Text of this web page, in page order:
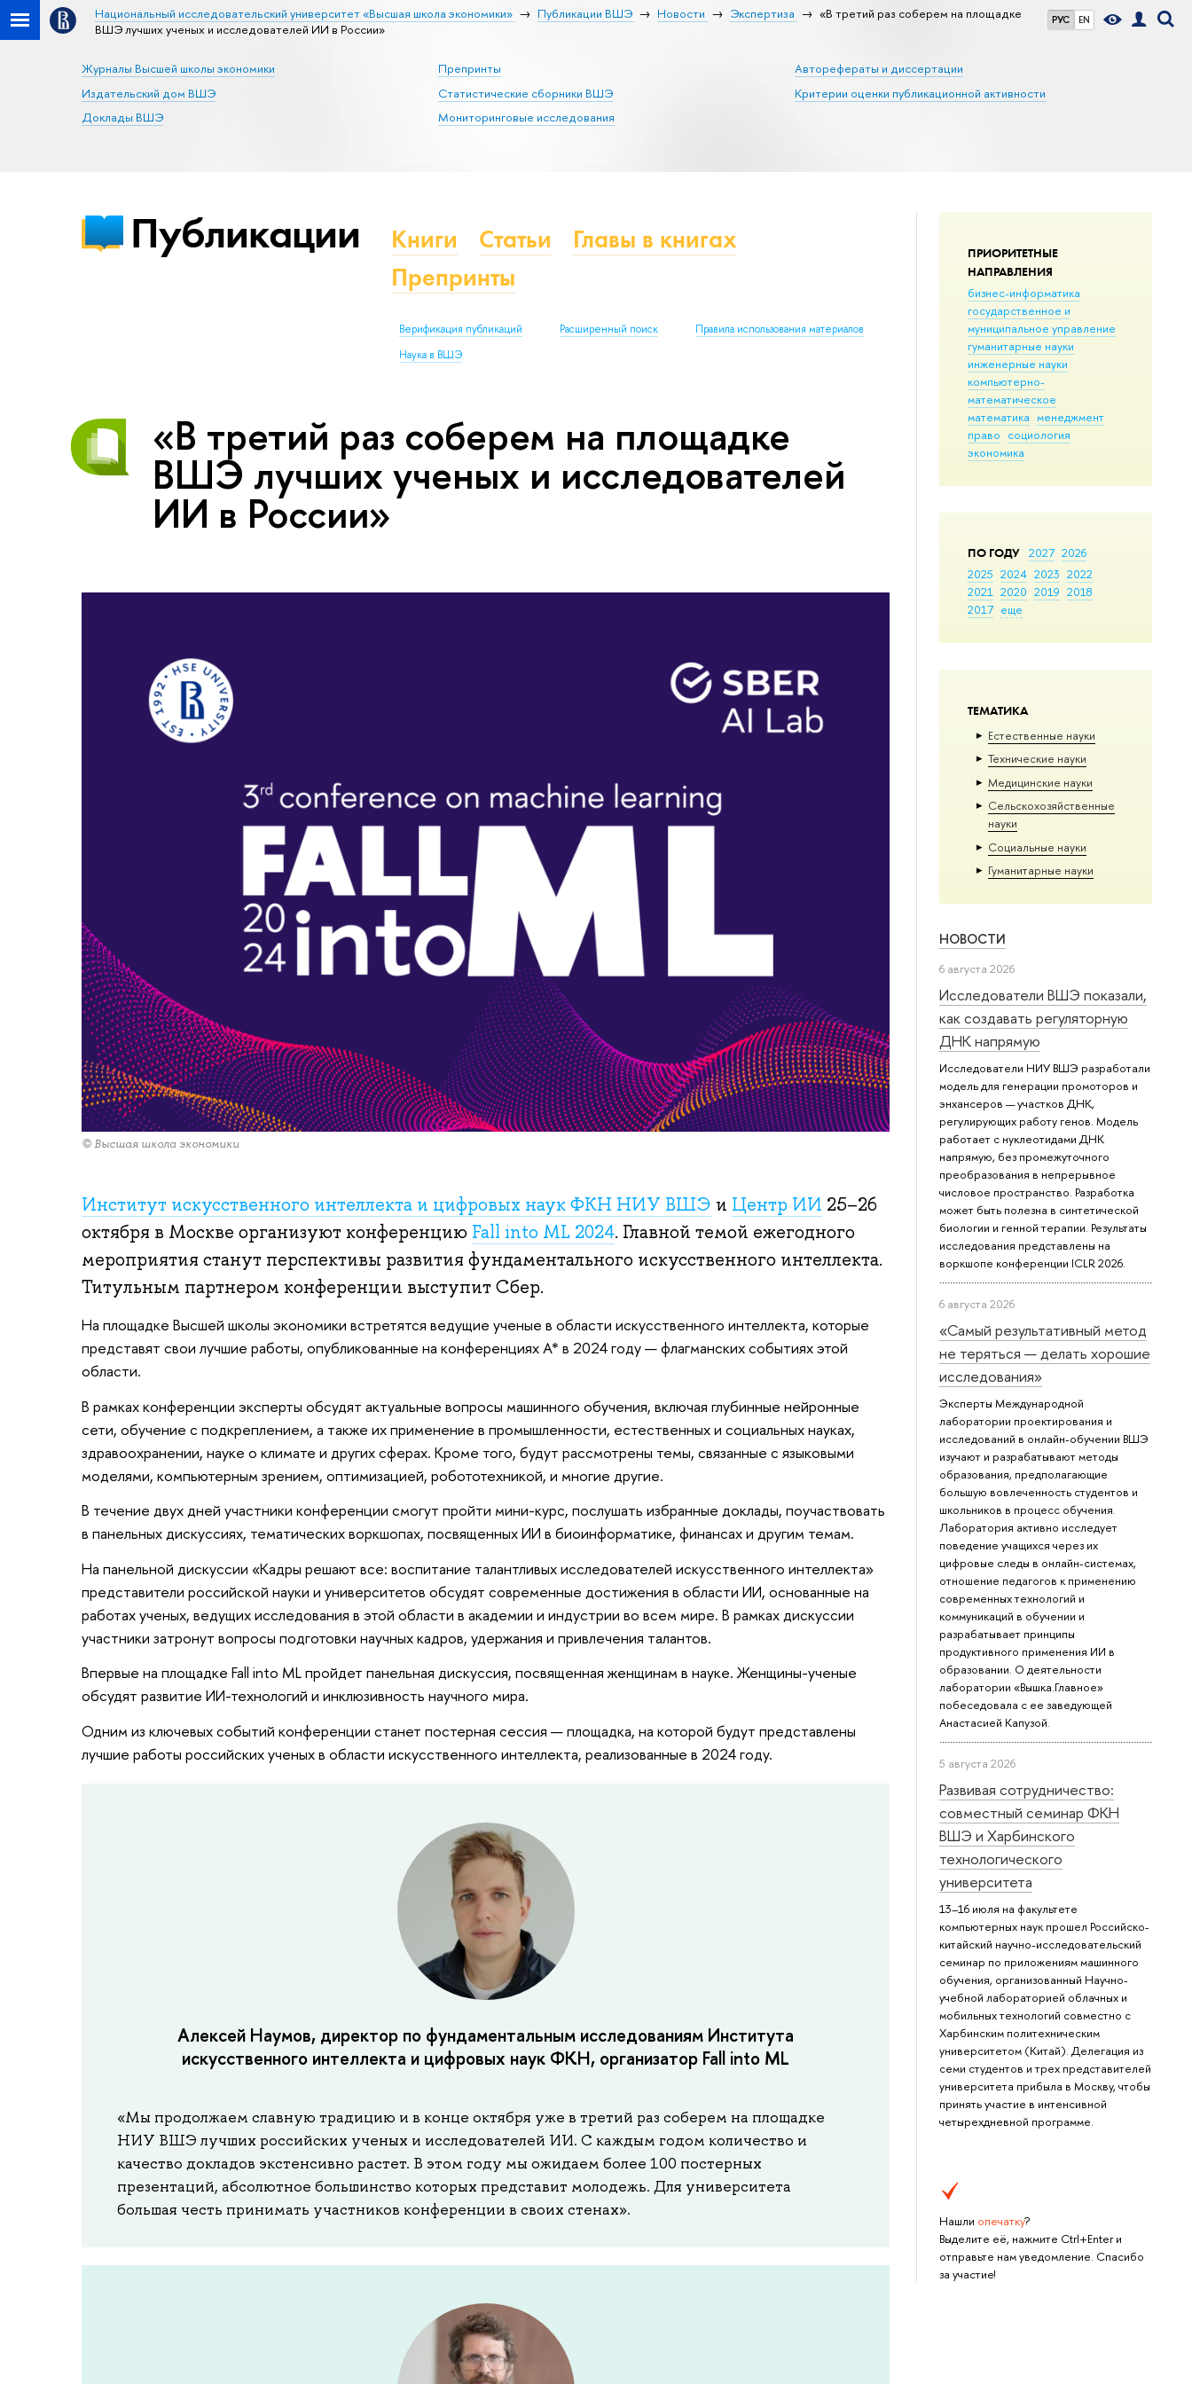
РУС EN
Национальный исследовательский университет «Высшая школа экономики» Публикации ВШЭ Новости Экспертиза
«В третий раз соберем на площадке
ВШЭ лучших ученых и исследователей ИИ в России»
Журналы Высшей школы экономики
Издательский дом ВШЭ
Доклады ВШЭ
Препринты
Статистические сборники ВШЭ
Мониторинговые исследования
Авторефераты и диссертации
Критерии оценки публикационной активности
ПРИОРИТЕТНЫЕ
НАПРАВЛЕНИЯ
бизнес-информатика
государственное и
муниципальное управление
гуманитарные науки
инженерные науки
компьютерно-
математическое
математика менеджмент
право социология
экономика
ПО ГОДУ 2027 2026
2025 2024 2023 2022
2021 2020 2019 2018
2017 еще
ТЕМАТИКА
Естественные науки
Тех­ничес­кие науки
Медицинские науки
Сельскохозяйственные
науки
Социальные науки
Гуманитарные науки
НОВОСТИ
6 августа 2026
Исследователи ВШЭ показали,
как создавать регуляторную
ДНК напрямую
Исследователи НИУ ВШЭ разработали
модель для генерации промоторов и
энхансеров — участков ДНК,
регулирующих работу генов. Модель
работает с нуклеотидами ДНК
напрямую, без промежуточного
преобразования в непрерывное
числовое пространство. Разработка
может быть полезна в синтетической
биологии и генной терапии. Результаты
исследования представлены на
воркшопе конференции ICLR 2026.
6 августа 2026
«Самый результативный метод
не теряться — делать хорошие
исследования»
Эксперты Международной
лаборатории проектирования и
исследований в онлайн-обучении ВШЭ
изучают и разрабатывают методы
образования, предполагающие
большую вовлеченность студентов и
школьников в процесс обучения.
Лаборатория активно исследует
поведение учащихся через их
цифровые следы в онлайн-системах,
отношение педагогов к применению
современных технологий и
коммуникаций в обучении и
разрабатывает принципы
продуктивного применения ИИ в
образовании. О деятельности
лаборатории «Вышка.Главное»
побеседовала с ее заведующей
Анастасией Капузой.
5 августа 2026
Развивая сотрудничество:
совместный семинар ФКН
ВШЭ и Харбинского
технологического
университета
13–16 июля на факультете
компьютерных наук прошел Российско-
китайский научно-исследовательский
семинар по приложениям машинного
обучения, организованный Научно-
учебной лабораторией облачных и
мобильных технологий совместно с
Харбинским политехническим
университетом (Китай). Делегация из
семи студентов и трех представителей
университета прибыла в Москву, чтобы
принять участие в интенсивной
четырехдневной программе.
Нашли опечатку?
Выделите её, нажмите Ctrl+Enter и
отправьте нам уведомление. Спасибо
за участие!
Публикации Книги Статьи
Главы в книгах
Препринты
Верификация публикаций Расширенный поиск
Правила использования материалов
Наука в ВШЭ
«В третий раз соберем на площадке
ВШЭ лучших ученых и исследователей
ИИ в России»
© Высшая школа экономики
Институт искусственного интеллекта и цифровых наук ФКН НИУ ВШЭ и Центр ИИ 25–26
октября в Москве организуют конференцию Fall into ML 2024. Главной темой ежегодного
мероприятия станут перспективы развития фундаментального искусственного интеллекта.
Титульным партнером конференции выступит Сбер.
На площадке Высшей школы экономики встретятся ведущие ученые в области искусственного интеллекта, которые
представят свои лучшие работы, опубликованные на конференциях А* в 2024 году — флагманских событиях этой
области.
В рамках конференции эксперты обсудят актуальные вопросы машинного обучения, включая глубинные нейронные
сети, обучение с подкреплением, а также их применение в промышленности, естественных и социальных науках,
здравоохранении, науке о климате и других сферах. Кроме того, будут рассмотрены темы, связанные с языковыми
моделями, компьютерным зрением, оптимизацией, робототехникой, и многие другие.
В течение двух дней участники конференции смогут пройти мини-курс, послушать избранные доклады, поучаствовать
в панельных дискуссиях, тематических воркшопах, посвященных ИИ в биоинформатике, финансах и другим темам.
На панельной дискуссии «Кадры решают все: воспитание талантливых исследователей искусственного интеллекта»
представители российской науки и университетов обсудят современные достижения в области ИИ, основанные на
работах ученых, ведущих исследования в этой области в академии и индустрии во всем мире. В рамках дискуссии
участники затронут вопросы подготовки научных кадров, удержания и привлечения талантов.
Впервые на площадке Fall into ML пройдет панельная дискуссия, посвященная женщинам в науке. Женщины-ученые
обсудят развитие ИИ-технологий и инклюзивность научного мира.
Одним из ключевых событий конференции станет постерная сессия — площадка, на которой будут представлены
лучшие работы российских ученых в области искусственного интеллекта, реализованные в 2024 году.
Алексей Наумов, директор по фундаментальным исследованиям Института
искусственного интеллекта и цифровых наук ФКН, организатор Fall into ML
«Мы продолжаем славную традицию и в конце октября уже в третий раз соберем на площадке
НИУ ВШЭ лучших российских ученых и исследователей ИИ. С каждым годом количество и
качество докладов экстенсивно растет. В этом году мы ожидаем более 100 постерных
презентаций, абсолютное большинство которых представит молодежь. Для университета
большая честь принимать участников конференции в своих стенах».